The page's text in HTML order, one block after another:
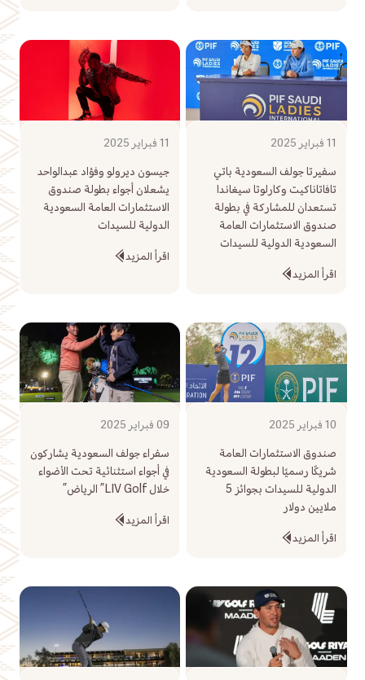
11 فبراير 2025
سفيرتا جولف السعودية باتي
تافاتاناكيت وكارلوتا سيغاندا
تستعدان للمشاركة في بطولة
صندوق الاستثمارات العامة
السعودية الدولية للسيدات
اقرأ المزيد
11 فبراير 2025
جيسون ديرولو وفؤاد عبدالواحد
يشعلان أجواء بطولة صندوق
الاستثمارات العامة السعودية
الدولية للسيدات
اقرأ المزيد
10 فبراير 2025
صندوق الاستثمارات العامة
شريكًا رسميًا لبطولة السعودية
الدولية للسيدات بجوائز 5
ملايين دولار
اقرأ المزيد
09 فبراير 2025
سفراء جولف السعودية يشاركون
في أجواء استثنائية تحت الأضواء
خلال LIV Golf” الرياض”
اقرأ المزيد